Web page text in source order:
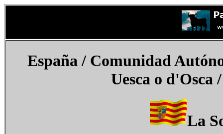
España/ Comunidad
Uesca o d'Osca
La